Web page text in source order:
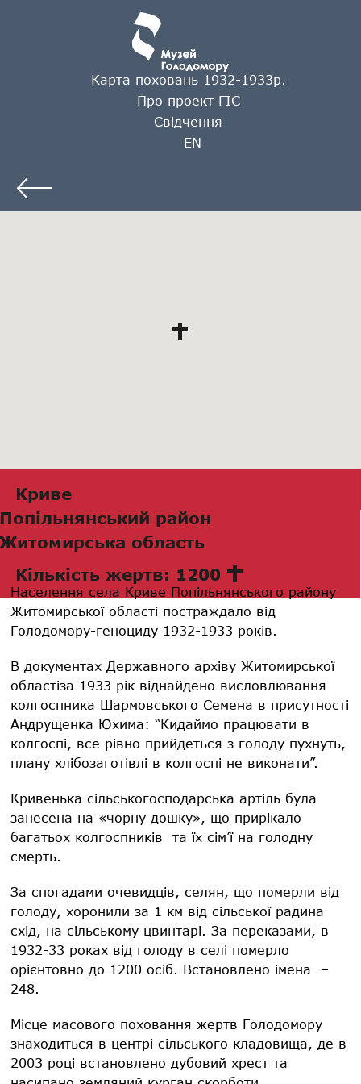
Карта поховань 1932-1933р.
Про проект ГІС
Свідчення
EN
Криве
Попільнянський район
Житомирська область
Кількість жертв: 1200
Населення села Криве Попільнянського району
Житомирської області постраждало від
Голодомору-геноциду 1932-1933 років.
В документах Державного архіву Житомирської
областіза 1933 рік віднайдено висловлювання
колгоспника Шармовського Семена в присутності
Андрущенка Юхима: “Кидаймо працювати в
колгоспі, все рівно прийдеться з голоду пухнуть,
плану хлібозаготівлі в колгоспі не виконати”.
Кривенька сільськогосподарська артіль була
занесена на «чорну дошку», що прирікало
багатьох колгоспників та їх сім’ї на голодну
смерть.
За спогадами очевидців, селян, що померли від
голоду, хоронили за 1 км від сільської радина
схід, на сільському цвинтарі. За переказами, в
1932-33 роках від голоду в селі померло
орієнтовно до 1200 осіб. Встановлено імена –
248.
Місце масового поховання жертв Голодомору
знаходиться в центрі сільського кладовища, де в
2003 році встановлено дубовий хрест та